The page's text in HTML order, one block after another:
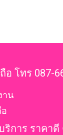
อ โทร 087-
าน
ริการ ราคาดี